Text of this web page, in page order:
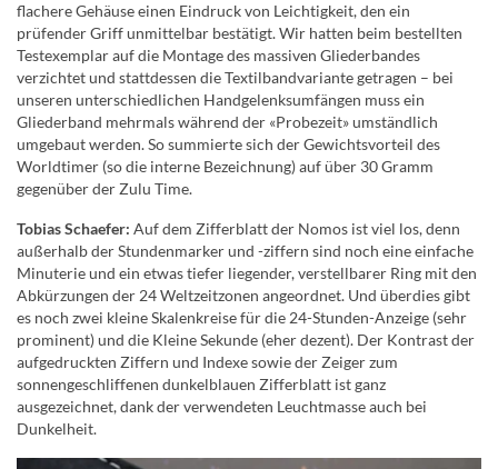
flachere Gehäuse einen Eindruck von Leichtigkeit, den ein
prüfender Griff unmittelbar bestätigt. Wir hatten beim bestellten
Testexemplar auf die Montage des massiven Gliederbandes
verzichtet und stattdessen die Textilbandvariante getragen – bei
unseren unterschiedlichen Handgelenksumfängen muss ein
Gliederband mehrmals während der «Probezeit» umständlich
umgebaut werden. So summierte sich der Gewichtsvorteil des
Worldtimer (so die interne Bezeichnung) auf über 30 Gramm
gegenüber der Zulu Time.
Tobias Schaefer: Auf dem Zifferblatt der Nomos ist viel los, denn
außerhalb der Stundenmarker und -ziffern sind noch eine einfache
Minuterie und ein etwas tiefer liegender, verstellbarer Ring mit den
Abkürzungen der 24 Weltzeitzonen angeordnet. Und überdies gibt
es noch zwei kleine Skalenkreise für die 24-Stunden-Anzeige (sehr
prominent) und die Kleine Sekunde (eher dezent). Der Kontrast der
aufgedruckten Ziffern und Indexe sowie der Zeiger zum
sonnengeschliffenen dunkelblauen Zifferblatt ist ganz
ausgezeichnet, dank der verwendeten Leuchtmasse auch bei
Dunkelheit.